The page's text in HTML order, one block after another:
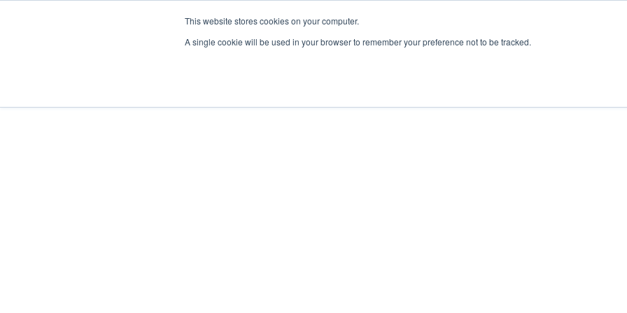
This website stores cookies on your computer.
A single cookie will be used in your browser to remember your preference not to be tracked.